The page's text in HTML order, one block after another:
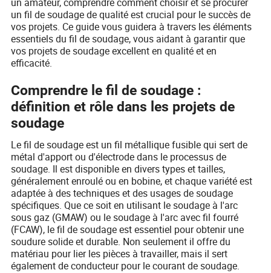
un fil de soudage de qualité est crucial pour le succès de
vos projets. Ce guide vous guidera à travers les éléments
essentiels du fil de soudage, vous aidant à garantir que
vos projets de soudage excellent en qualité et en
efficacité.
Comprendre le fil de soudage :
définition et rôle dans les projets de
soudage
Le fil de soudage est un fil métallique fusible qui sert de
métal d'apport ou d'électrode dans le processus de
soudage. Il est disponible en divers types et tailles,
généralement enroulé ou en bobine, et chaque variété est
adaptée à des techniques et des usages de soudage
spécifiques. Que ce soit en utilisant le soudage à l'arc
sous gaz (GMAW) ou le soudage à l'arc avec fil fourré
(FCAW), le fil de soudage est essentiel pour obtenir une
soudure solide et durable. Non seulement il offre du
matériau pour lier les pièces à travailler, mais il sert
également de conducteur pour le courant de soudage.